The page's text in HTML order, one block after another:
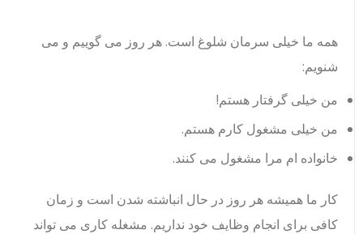
همه ما خیلی سرمان شلوغ است.هر روز می گوییم و می
شنویم:
من خیلی گرفتار هستم!
من خیلی مشغول کارم هستم.
خانواده ام مرا مشغول می کنند.
کار ما همیشه هر روز در حال انباشته شدن است و زمان
کافی برای انجام وظایف خود نداریم. مشغله کاری می تواند